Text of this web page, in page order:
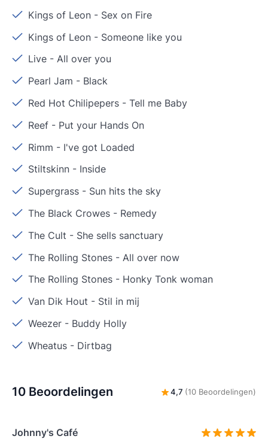
Kings of Leon - Sex on Fire
Kings of Leon - Someone like you
Live -All over you
Pearl Jam - Black
Red Hot Chilipepers -Tell me Baby
Reef - Put your Hands On
Rimm - I've got Loaded
Stiltskinn - Inside
Supergrass - Sun hits the sky
The Black Crowes - Remedy
The Cult - She sells sanctuary
The Rolling Stones - All over now
The Rolling Stones - Honky Tonk woman
Van Dik Hout - Stil in mij
Weezer - Buddy Holly
Wheatus - Dirtbag
10 Beoordelingen 4,7 (10 Beoordelingen)
Johnny's Café